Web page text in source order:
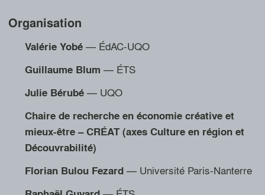
Organisation
ValérieYobé — ÉdAC-UQO
Guillaume Blum — ÉTS
Julie Bérubé — UQO
Chaire de recherche en économie créative et
mieux-être – CRÉAT (axes Culture en région et
Découvrabilité)
Florian Bulou Fezard — Université Paris-Nanterre